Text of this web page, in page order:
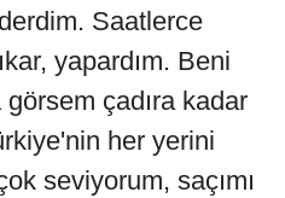
Saatlerce
yapardım. Beni
çadıra kadar
her yerini
seviyorum, saçımı